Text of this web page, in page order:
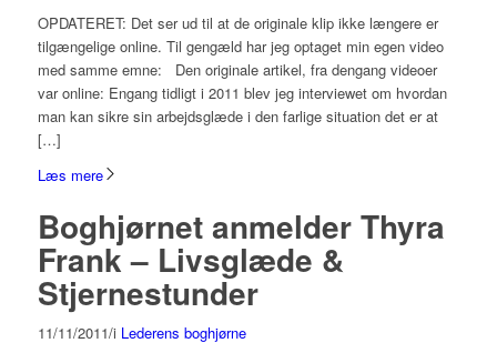
OPDATERET: Det ser ud til at de originale klip ikke længere er
tilgængelige online. Til gengæld har jeg optaget min egen video
med samme emne: Den originale artikel, fra dengang videoer
var online: Engang tidligt i 2011 blev jeg interviewet om hvordan
man kan sikre sin arbejdsglæde i den farlige situation det er at
[…]
Læs mere
Boghjørnet anmelder Thyra
Frank – Livsglæde &
Stjernestunder
11/11/2011/i Lederens boghjørne